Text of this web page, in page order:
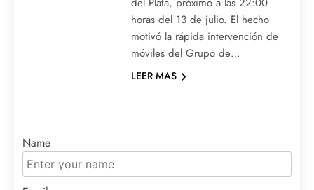
horas del 13 de julio. El hecho
motivó la rápida intervención de
móviles del Grupo de…
LEER MAS
Name